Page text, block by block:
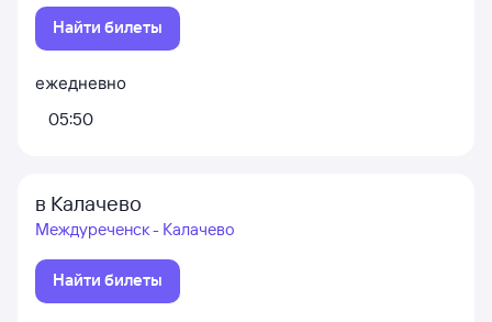
Найти билеты
ежедневно
05:50
в Калачево
Междуреченск - Калачево
Найти билеты